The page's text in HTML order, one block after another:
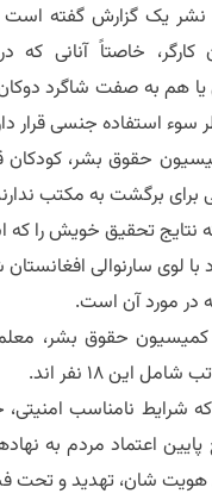
نشر یک گزارش گفته
کارگر، خاصتاً آنانی
‌یا هم به صفت شاگرد
استفاده جنسی قرار
حقوق بشر، کودکان
برای برگشت به مکتب
با لوی سارنوالی
در مورد آن است.
کمیسیون حقوق بشر،
این ۱۸ نفر اند.
شرایط نامناسب
اعتماد مردم به
هویت‌ شان، تهدید و تحت